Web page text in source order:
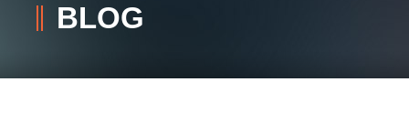
BLOG